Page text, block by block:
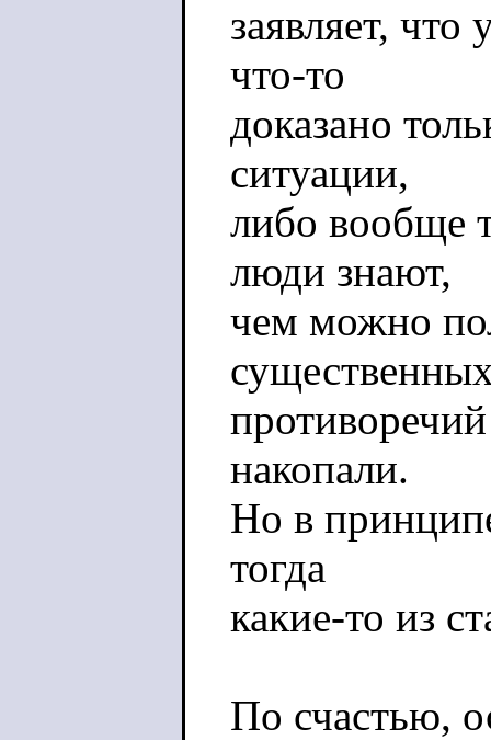
заявляет,
что-то
доказано
ситуации,
либо вообще
люди знают,
чем можно
накопали.
Но в
тогда
какие-то из
По счастью,